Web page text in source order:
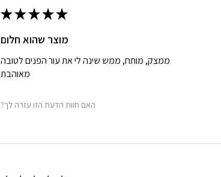
★★★★★
מוצר שהוא חלום
ממצק, מותח, ממש שינה לי את עור הפנים לטובה
מאוהבת
?האם חוות הדעת הזו עזרה לך